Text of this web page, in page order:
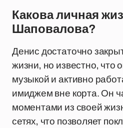
Какова личная
Шаповалова?
Денис достаточно
жизни, но известно, что
музыкой и активно
имиджем вне корта. Он
моментами из своей
сетях, что позволяет